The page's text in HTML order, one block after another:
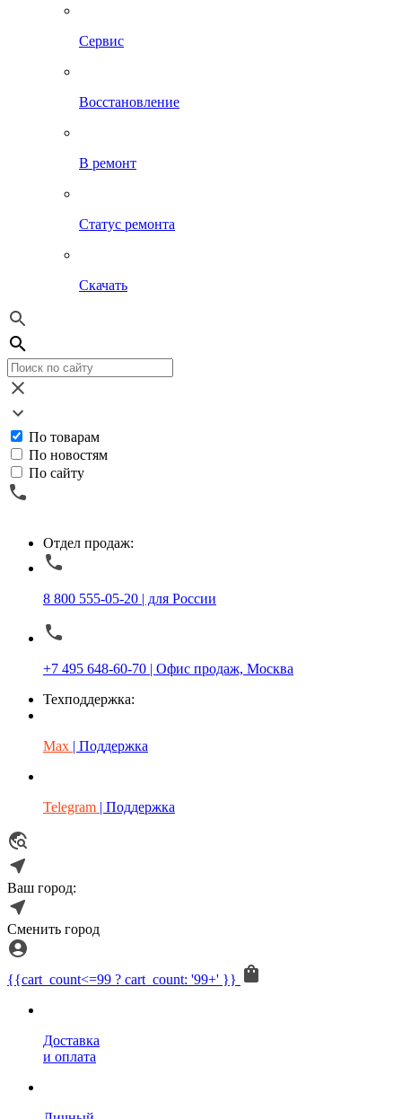
Сервис
Восстановление
В ремонт
Статус ремонта
Скачать
По товарам
По новостям
По сайту
Отдел продаж:
8 800 555-05-20 | для России
+7 495 648-60-70 | Офис продаж, Москва
Техподдержка:
Max | Поддержка
Telegram | Поддержка
Ваш город:
Сменить город
{{cart_count<=99 ? cart_count: '99+' }}
Доставка
и оплата